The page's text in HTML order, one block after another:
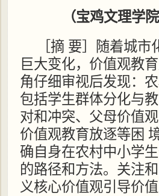
（宝鸡文理学
［摘 要］随着城
巨大变化，价值观教
角仔细审视后发现：
包括学生群体分化与
对和冲突、父母价值
价值观教育放逐等困
确自身在农村中小学
的路径和方法。关注
义核心价值观引导价